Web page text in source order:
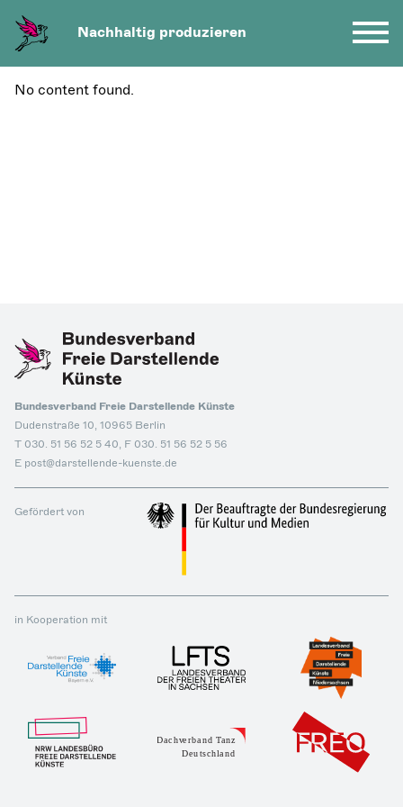
Nachhaltig produzieren
No content found.
Bundesverband Freie Darstellende Künste
Dudenstraße 10, 10965 Berlin
T 030. 51 56 52 5 40, F 030. 51 56 52 5 56
E post@darstellende-kuenste.de
Gefördert von
in Kooperation mit